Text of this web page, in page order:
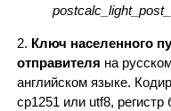
2. Ключ населенного
отправителя на
английском языке.
cp1251 или utf8, регистр